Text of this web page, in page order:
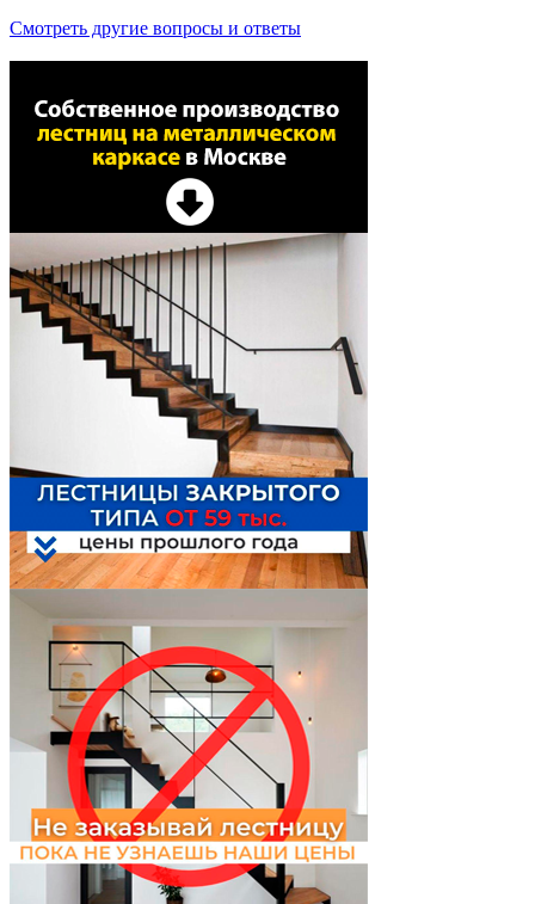
Смотреть другие вопросы и ответы